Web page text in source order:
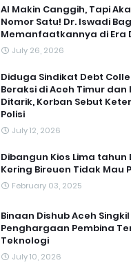
AI Makin Canggih, Tapi
Nomor Satu! Dr. Iswadi
Memanfaatkannya di Era
July 26, 2026
Diduga Sindikat Debt
Beraksi di Aceh Timur dan
Ditarik, Korban Sebut
Polisi
July 12, 2026
Dibangun Kios Lima tahun
Kering Bireuen Tidak Mau
February 03, 2025
Binaan Dishub Aceh Singkil
Penghargaan Pembina
Teknologi
July 10, 2026